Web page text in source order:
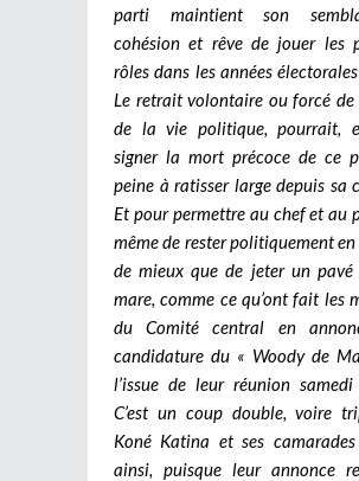
parti maintient son
cohésion et rêve de jouer les
rôles dans les années
Le retrait volontaire ou forcé de
de la vie politique, pourrait,
signer la mort précoce de ce
peine à ratisser large depuis sa
Et pour permettre au chef et au
même de rester politiquement
de mieux que de jeter un pavé
mare, comme ce qu’ont fait les
du Comité central en
candidature du « Woody de
l’issue de leur réunion samedi
C’est un coup double, voire
Koné Katina et ses
ainsi, puisque leur annonce